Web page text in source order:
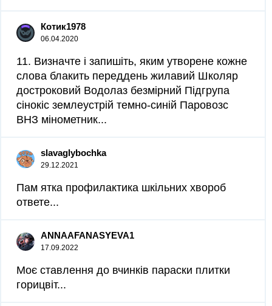
Котик1978
06.04.2020
11. Визначте і запишіть, яким утворене кожне
слова блакить переддень жилавий Школяр
достроковий Водолаз безмірний Підгрупа
сінокіс землеустрій темно-синій Паровозс
ВНЗ мінометник...
slavaglybochka
29.12.2021
Пам ятка профилактика шкiльних хвороб
ответе...
ANNAAFANASYEVA1
17.09.2022
Моє ставлення до вчинків параски плитки
горицвіт...